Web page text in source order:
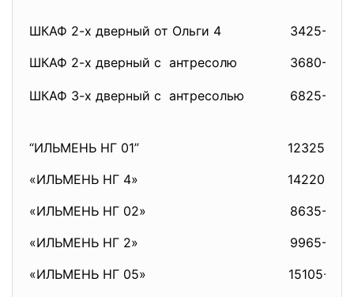
ШКАФ 2-х дверный от Ольги 4
ШКАФ 2-х дверный с антресолю
3425-00
3680-00
ШКАФ 3-х дверный с антресолью 6825-00
“ИЛЬМЕНЬ НГ 01”
«ИЛЬМЕНЬ НГ 4»
«ИЛЬМЕНЬ НГ 02»
«ИЛЬМЕНЬ НГ 2»
«ИЛЬМЕНЬ НГ 05»
12325-00
14220-00
8635-00
9965-00
15105-00